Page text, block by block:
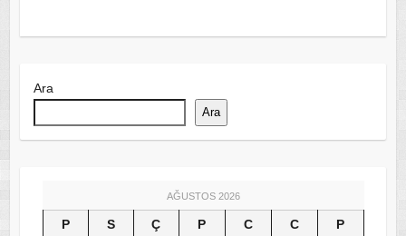
Ara
Ara
AĞUSTOS 2026
P S Ç P C C
P